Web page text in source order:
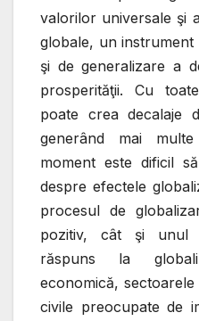
valorilor universale şi
globale, un
şi de generalizare a
prosperităţii. Cu
poate crea decalaje
generând mai
moment este dificil
despre efectele
procesul de
pozitiv, cât şi unul
răspuns la
economică,
civile preocupate de